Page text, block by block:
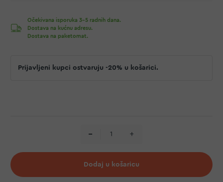
Očekivana isporuka 3-5 radnih dana.
Dostava na kućnu adresu.
Dostava na paketomat.
Prijavljeni kupci ostvaruju -20% u košarici.
Dodaj u košaricu